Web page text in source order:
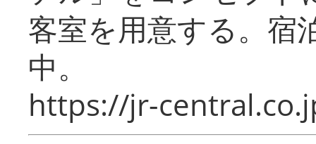
客室を用意する。宿
中。
https://jr-